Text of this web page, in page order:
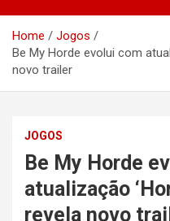
Home
Jogos
Be My Horde evolui com
novo trailer
JOGOS
Be My Horde
atualização
revela novo